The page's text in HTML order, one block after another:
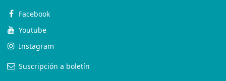
Facebook
Youtube
Instagram
Suscripción a boletín